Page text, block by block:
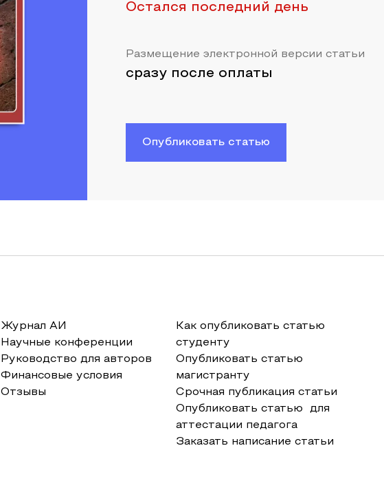
Остался последний день
Размещение электронной версии статьи
сразу после оплаты
Опубликовать статью
Журнал АИ
Научные конференции
Руководство для авторов
Финансовые условия
Отзывы
Как опубликовать статью
студенту
Опубликовать статью
магистранту
Срочная публикация статьи
Опубликовать статью для
аттестации педагога
Заказать написание статьи